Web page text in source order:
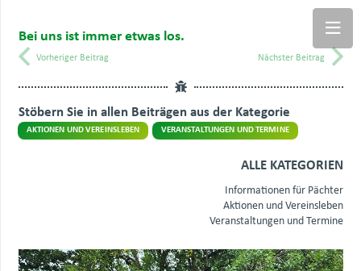
Bei uns ist immer etwas los.
Vorheriger Beitrag Nächster Beitrag
Stöbern Sie in allen Beiträgen aus der Kategorie
AKTIONEN UND VEREINSLEBEN VERANSTALTUNGEN UND TERMINE
ALLE KATEGORIEN
Informationen für Pächter
Aktionen und Vereinsleben
Veranstaltungen und Termine